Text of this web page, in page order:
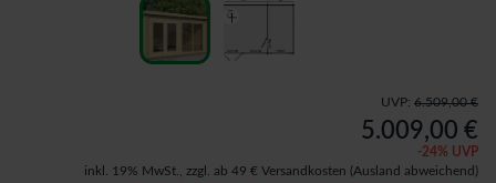
UVP: 6.509,00 €
5.009,00 €
-24% UVP
inkl. 19% MwSt., zzgl. ab 49 € Versandkosten (Ausland abweichend)